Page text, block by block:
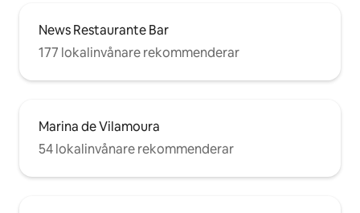
News Restaurante Bar
177 lokalinvånare rekommenderar
Marina de Vilamoura
54 lokalinvånare rekommenderar